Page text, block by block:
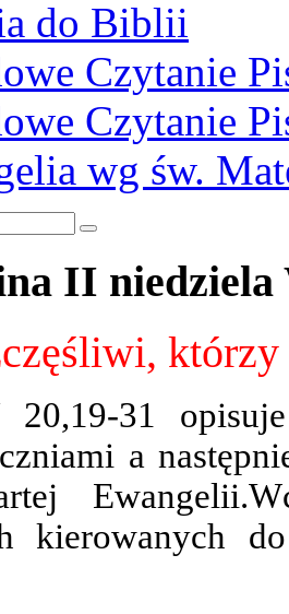
do Biblii
Czytanie
Czytanie
wg św.
II niedziela
31
a
kierowanych